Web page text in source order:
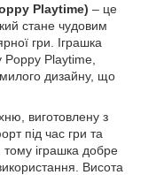
Playtime) – це
стане чудовим
гри. Іграшка
Poppy Playtime,
милого дизайну, що
виготовлену з
під час гри та
іграшка добре
Висота